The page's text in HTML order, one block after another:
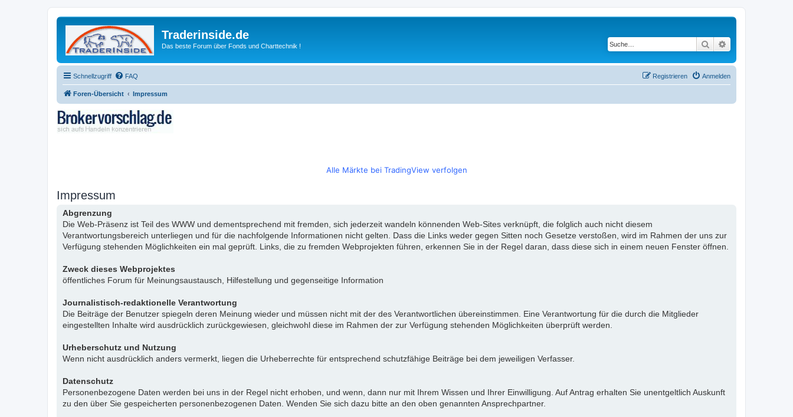
Traderinside.de
Das beste Forum über Fonds und Charttechnik ! Suche
Schnellzugriff FAQ Anmelden
Registrieren
Foren-Übersicht Impressum
Alle Märkte bei TradingView verfolgen
Impressum
Abgrenzung
Die Web-Präsenz ist Teil des WWW und dementsprechend mit fremden, sich jederzeit wandeln könnenden Web-Sites verknüpft, die folglich auch nicht diesem
Verantwortungsbereich unterliegen und für die nachfolgende Informationen nicht gelten. Dass die Links weder gegen Sitten noch Gesetze verstoßen, wird im Rahmen der uns zur
Verfügung stehenden Möglichkeiten ein mal geprüft. Links, die zu fremden Webprojekten führen, erkennen Sie in der Regel daran, dass diese sich in einem neuen Fenster öffnen.
Zweck dieses Webprojektes
öffentliches Forum für Meinungsaustausch, Hilfestellung und gegenseitige Information
Journalistisch-redaktionelle Verantwortung
Die Beiträge der Benutzer spiegeln deren Meinung wieder und müssen nicht mit der des Verantwortlichen übereinstimmen. Eine Verantwortung für die durch die Mitglieder
eingestellten Inhalte wird ausdrücklich zurückgewiesen, gleichwohl diese im Rahmen der zur Verfügung stehenden Möglichkeiten überprüft werden.
Urheberschutz und Nutzung
Wenn nicht ausdrücklich anders vermerkt, liegen die Urheberrechte für entsprechend schutzfähige Beiträge bei dem jeweiligen Verfasser.
Datenschutz
Personenbezogene Daten werden bei uns in der Regel nicht erhoben, und wenn, dann nur mit Ihrem Wissen und Ihrer Einwilligung. Auf Antrag erhalten Sie unentgeltlich Auskunft
zu den über Sie gespeicherten personenbezogenen Daten. Wenden Sie sich dazu bitte an den oben genannten Ansprechpartner.